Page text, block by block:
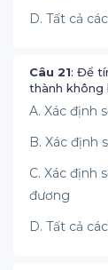
D. Tất cả
Câu 21: Để
thành không
A. Xác định
B. Xác định
C. Xác định
đương
D. Tất cả